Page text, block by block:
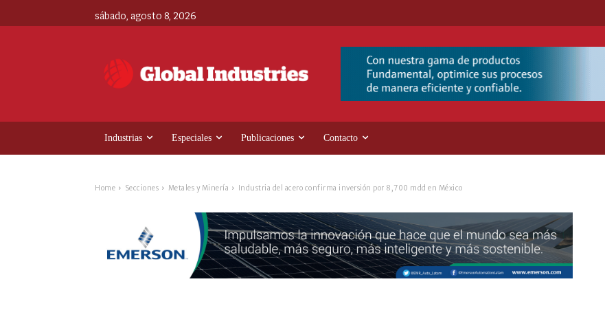
sábado, agosto 8, 2026
Industrias Especiales Publicaciones Contacto
Home Secciones Metales y Minería Industria del acero confirma inversión por 8,700 mdd en México